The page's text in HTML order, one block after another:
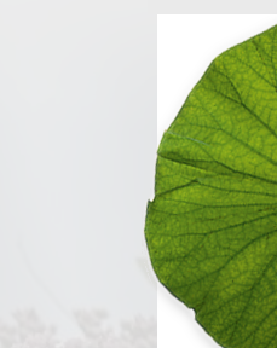
Commander des fleurs en mode